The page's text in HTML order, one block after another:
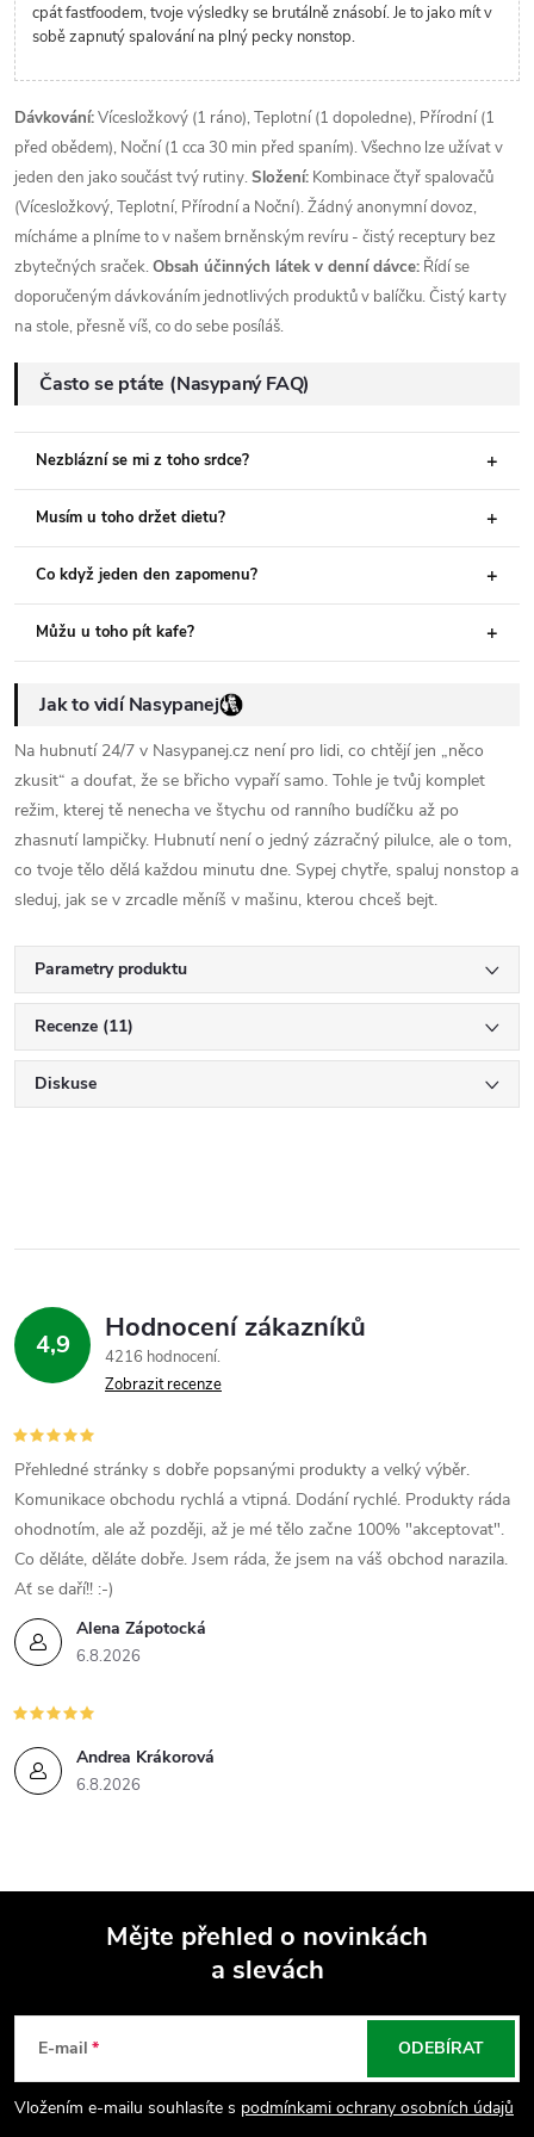
cpát fastfoodem, tvoje výsledky se brutálně znásobí. Je to jako mít v
sobě zapnutý spalování na plný pecky nonstop.
Dávkování:Vícesložkový (1 ráno), Teplotní (1 dopoledne), Přírodní (1
před obědem), Noční (1 cca 30 min před spaním). Všechno lze užívat v
jeden den jako součást tvý rutiny.Složení: Kombinace čtyř spalovačů
(Vícesložkový, Teplotní, Přírodní a Noční). Žádný anonymní dovoz,
mícháme a plníme to v našem brněnským revíru - čistý receptury bez
zbytečných sraček.Obsah účinných látek v denní dávce: Řídí se
doporučeným dávkováním jednotlivých produktů v balíčku. Čistý karty
na stole, přesně víš, co do sebe posíláš.
Často se ptáte (Nasypaný FAQ)
Nezblázní se mi z toho srdce?
Musím u toho držet dietu?
Co když jeden den zapomenu?
Můžu u toho pít kafe?
Jak to vidí Nasypanej
Na hubnutí 24/7 v Nasypanej.cz není pro lidi, co chtějí jen „něco
zkusit“ a doufat, že se břicho vypaří samo. Tohle je tvůj komplet
režim, kterej tě nenecha ve štychu od ranního budíčku až po
zhasnutí lampičky. Hubnutí není o jedný zázračný pilulce, ale o tom,
co tvoje tělo dělá každou minutu dne. Sypej chytře, spaluj nonstop a
sleduj, jak se v zrcadle měníš v mašinu, kterou chceš bejt.
Parametry produktu
Recenze (11)
Diskuse
4,9 Hodnocení zákazníků
4216 hodnocení
Zobrazit recenze
Alena Zápotocká
6.8.2026
Přehledné stránky s dobře popsanými produkty a velký výběr.
Komunikace obchodu rychlá a vtipná. Dodání rychlé. Produkty ráda
ohodnotím, ale až později, až je mé tělo začne 100% "akceptovat".
Co děláte, děláte dobře. Jsem ráda, že jsem na váš obchod narazila.
Ať se daří!! :-)
Andrea Krákorová
6.8.2026
p
Mějte přehled o novinkách
a slevách
E-mail
Vložením e-mailu souhlasíte s podmínkami ochrany osobních údajů
ODEBÍRAT